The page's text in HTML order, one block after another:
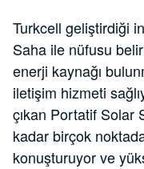
Turkcell geliştirdiği
Saha ile nüfusu
enerji kaynağı
iletişim hizmeti
çıkan Portatif Solar
kadar birçok
konuşturuyor ve